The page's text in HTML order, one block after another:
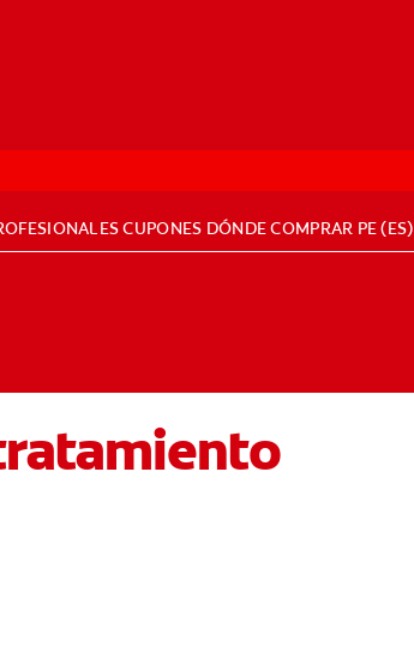
CUPONES DÓNDE COMPRAR PE (ES)